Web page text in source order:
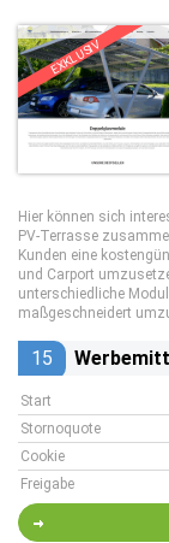
EXKLUSIV
Hier können sich
PV-Terrasse
Kunden eine
und Carport
unterschiedliche
maßgeschneidert
15
Start
Stornoquote
Cookie
Freigabe